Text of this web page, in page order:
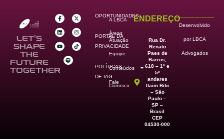
LET’S
SHAPE
THE
FUTURE
TOGETHER
OPORTUNIDADES
PORTAL DA
PRIVACIDADE
POLÍTICAS
DE IAG
A LBCA
Áreas
de
Atuação
Equipe
Conteúdos
Fale
Conosco
ENDEREÇO
Rua Dr.
Renato
Paes de
Barros,
618 – 1º e
5º
andares
Itaim Bibi
– São
Paulo –
SP –
Brasil
CEP
04530-000
Desenvolvido
por LBCA
Advogados